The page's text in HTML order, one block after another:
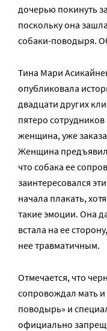
дочерью покинуть
поскольку она
собаки-поводыря.
Тина Мари
опубликовала
двадцати других
пятеро
женщина, уже
Женщина
что собака ее
заинтересовался
начала плакать,
такие эмоции. Она
встала на ее
нее травматичным.
Отмечается, что
сопровождал мать и
поводырь» и
официально